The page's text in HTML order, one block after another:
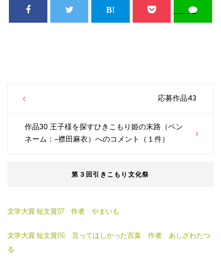
応募作品43
作品30 王子様を探すひきこもり姫の末路（ペン
ネーム：–襟田麻衣）へのコメント（１件）
第３回引きこもり文化祭
文学大賞 短文賞07 作者 やまいも
文学大賞 短文賞06 言ってほしかった言葉 作者 あしざわたつ
る